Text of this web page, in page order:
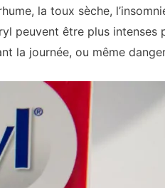
la toux sèche,
peuvent être plus intenses
la journée, ou même